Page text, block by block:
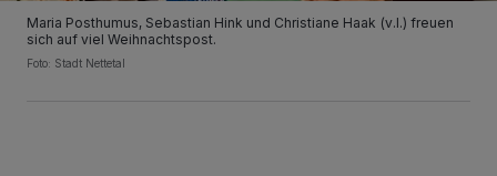
Maria Posthumus, Sebastian Hink und Christiane Haak (v.l.) freuen
sich auf viel Weihnachtspost.
Foto: Stadt Nettetal